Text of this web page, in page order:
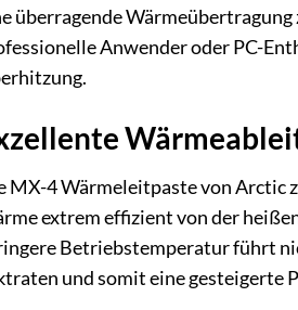
überragende Wärmeübertragung
Anwender oder PC-
MX-4 Wärmeleitpaste von Arctic
extrem effizient von der
Betriebstemperatur führt
und somit eine gesteigerte